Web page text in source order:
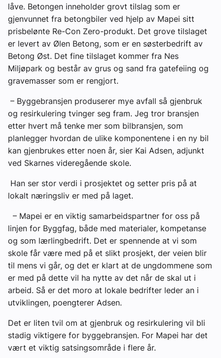
låve. Betongen inneholder grovt tilslag som er
gjenvunnet fra betongbiler ved hjelp av Mapei sitt
prisbelønte Re-Con Zero-produkt. Det grove tilslaget
er levert av Ølen Betong, som er en søsterbedrift av
Betong Øst. Det fine tilslaget kommer fra Nes
Miljøpark og består av grus og sand fra gatefeiing og
gravemasser som er rengjort.
– Byggebransjen produserer mye avfall så gjenbruk
og resirkulering tvinger seg fram. Jeg tror bransjen
etter hvert må tenke mer som bilbransjen, som
planlegger hvordan de ulike komponentene i en ny bil
kan gjenbrukes etter noen år, sier Kai Adsen, adjunkt
ved Skarnes videregående skole.
Han ser stor verdi i prosjektet og setter pris på at
lokalt næringsliv er med på laget.
– Mapei er en viktig samarbeidspartner for oss på
linjen for Byggfag, både med materialer, kompetanse
og som lærlingbedrift. Det er spennende at vi som
skole får være med på et slikt prosjekt, der veien blir
til mens vi går, og det er klart at de ungdommene som
er med på dette vil ha nytte av det når de skal ut i
arbeid. Så er det moro at lokale bedrifter leder an i
utviklingen, poengterer Adsen.
Det er liten tvil om at gjenbruk og resirkulering vil bli
stadig viktigere for byggebransjen. For Mapei har det
vært et viktig satsingsområde i flere år.